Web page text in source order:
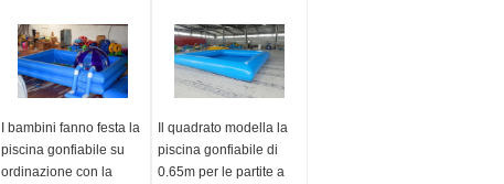
I bambini fanno festa la
piscina gonfiabile su
ordinazione con la
Il quadrato modella la
piscina gonfiabile di
0.65m per le partite a